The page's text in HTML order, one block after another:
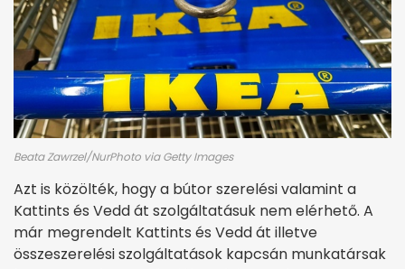
Beata Zawrzel/NurPhoto via Getty Images
Azt is közölték, hogy a bútor szerelési valamint a
Kattints és Vedd át szolgáltatásuk nem elérhető. A
már megrendelt Kattints és Vedd át illetve
összeszerelési szolgáltatások kapcsán munkatársak